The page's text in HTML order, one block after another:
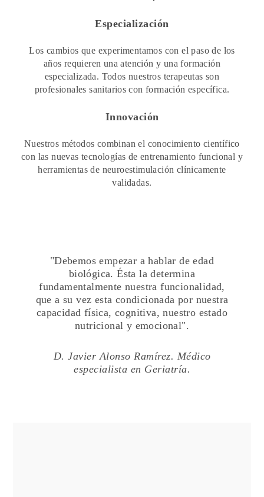
Especialización
Los cambios que experimentamos con el paso de los
años requieren una atención y una formación
especializada. Todos nuestros terapeutas son
profesionales sanitarios con formación específica.
Innovación
Nuestros métodos combinan el conocimiento científico
con las nuevas tecnologías de entrenamiento funcional y
herramientas de neuroestimulación clínicamente
validadas.
"Debemos empezar a hablar de edad
biológica. Ésta la determina
fundamentalmente nuestra funcionalidad,
que a su vez esta condicionada por nuestra
capacidad física, cognitiva, nuestro estado
nutricional y emocional".
D. Javier Alonso Ramírez. Médico
especialista en Geriatría.